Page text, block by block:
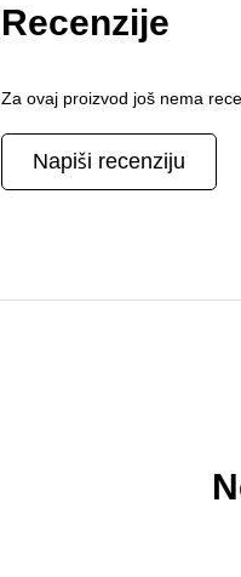
Recenzije
Za ovaj proizvod još nema
Napiši recenziju